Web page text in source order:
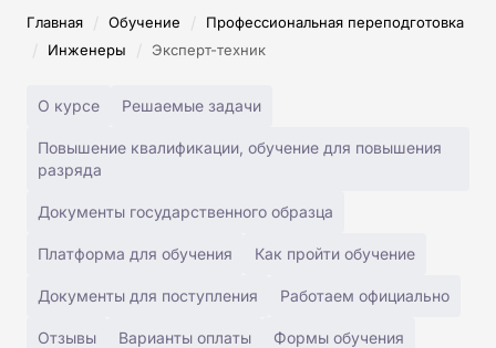
Главная / Обучение / Профессиональная переподготовка
/ Инженеры / Эксперт-техник
О курсе Решаемые задачи
Повышение квалификации, обучение для повышения
разряда
Документы государственного образца
Платформа для обучения Как пройти обучение
Документы для поступления Работаем официально
Отзывы Варианты оплаты Формы обучения